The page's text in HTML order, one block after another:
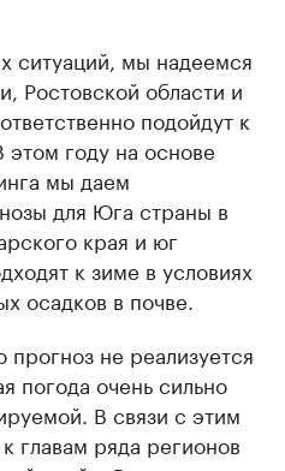
ситуаций, мы надеемся
Ростовской области и
подойдут к
году на основе
мы даем
для Юга страны в
края и юг
к зиме в условиях
осадков в почве.
не реализуется
погода очень сильно
В связи с этим
главам ряда регионов